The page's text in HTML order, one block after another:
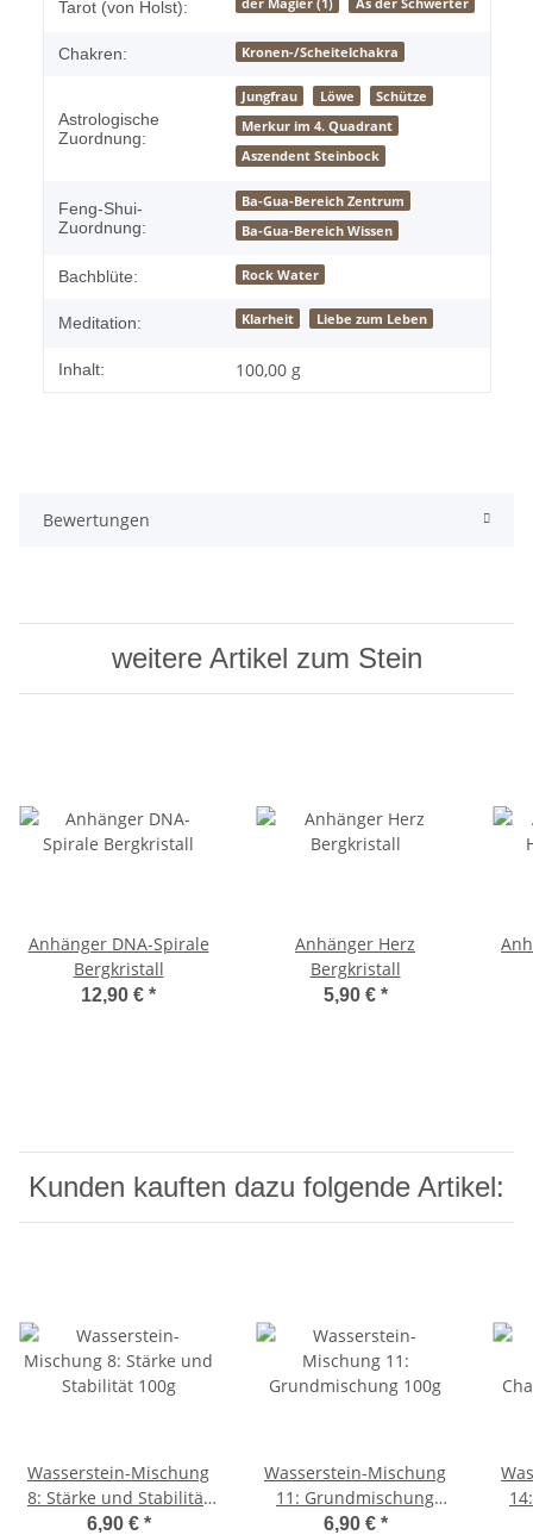
Tarot (von Holst):
Chakren: Kronen-/Scheitelchakra
Astrologische
Zuordnung:
Jungfrau Löwe
Schütze
Merkur im 4. Quadrant
Aszendent Steinbock
Feng-Shui-
Zuordnung:
Ba-Gua-Bereich Zentrum
Ba-Gua-Bereich Wissen
Bachblüte: Rock Water
Meditation: Klarheit Liebe zum Leben
Inhalt: 100,00 g
Bewertungen
weitere Artikel zum Stein
Anhänger DNA-Spirale
Bergkristall
12,90 € *
Anhänger Herz
Bergkristall
5,90 € *
Kunden kauften dazu folgende Artikel:
Wasserstein-Mischung
8: Stärke und Stabilität
100g
6,90 € *
Wasserstein-Mischung
11: Grundmischung
100g
6,90 € *